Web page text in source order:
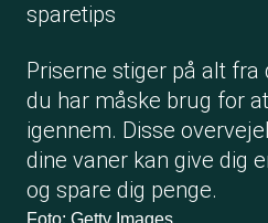
sparetips
Priserne stiger på alt fra
du har måske brug for
igennem. Disse
dine vaner kan give dig
og spare dig penge.
Foto: Getty Images